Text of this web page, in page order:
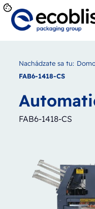
Nachádzate sa tu:
FAB6-1418-CS
FAB6-1418-CS